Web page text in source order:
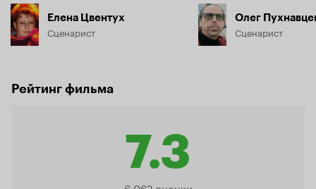
Елена Цвентух
Сценарист
Олег
Сценарист
Рейтинг фильма
7.3